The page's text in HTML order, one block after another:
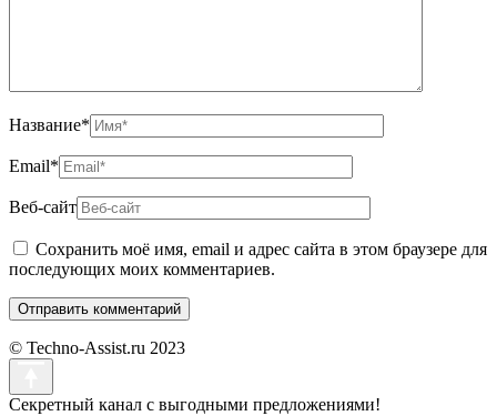
Название*
Email*
Веб-сайт
Сохранить моё имя, email и адрес сайта в этом браузере для
последующих моих комментариев.
© Techno-Assist.ru 2023
Секретный канал с выгодными предложениями!